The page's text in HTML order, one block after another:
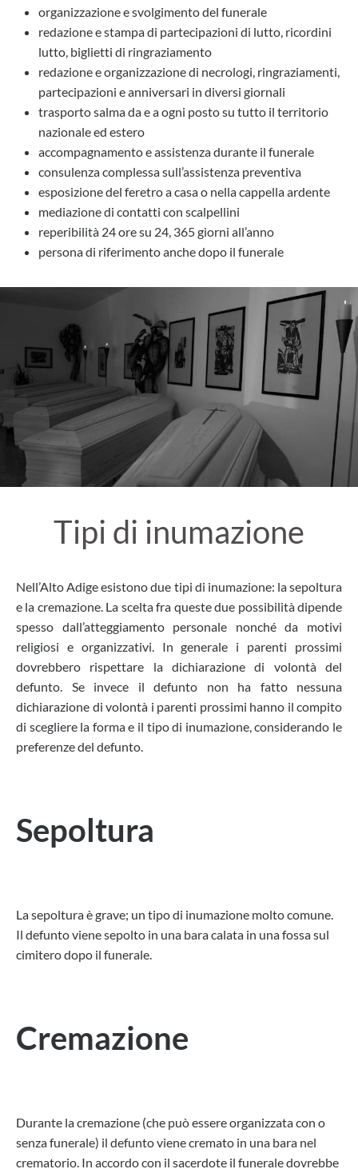
organizzazione e svolgimento del funerale
redazione e stampa di partecipazioni di lutto, ricordini
lutto, biglietti di ringraziamento
redazione e organizzazione di necrologi, ringraziamenti,
partecipazioni e anniversari in diversi giornali
trasporto salma da e a ogni posto su tutto il territorio
nazionale ed estero
accompagnamento e assistenza durante il funerale
consulenza complessa sull’assistenza preventiva
esposizione del feretro a casa o nella cappella ardente
mediazione di contatti con scalpellini
reperibilità 24 ore su 24, 365 giorni all’anno
persona di riferimento anche dopo il funerale
Tipi di inumazione
Nell’Alto Adige esistono due tipi di inumazione: la sepoltura
e la cremazione. La scelta fra queste due possibilità dipende
spesso dall’atteggiamento personale nonché da motivi
religiosi e organizzativi. In generale i parenti prossimi
dovrebbero rispettare la dichiarazione di volontà del
defunto. Se invece il defunto non ha fatto nessuna
dichiarazione di volontà i parenti prossimi hanno il compito
di scegliere la forma e il tipo di inumazione, considerando le
preferenze del defunto.
Sepoltura
La sepoltura è grave; un tipo di inumazione molto comune.
Il defunto viene sepolto in una bara calata in una fossa sul
cimitero dopo il funerale.
Cremazione
Durante la cremazione (che può essere organizzata con o
senza funerale) il defunto viene cremato in una bara nel
crematorio. In accordo con il sacerdote il funerale dovrebbe